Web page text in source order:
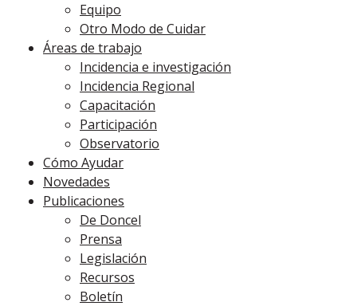
Equipo
Otro Modo de Cuidar
Áreas de trabajo
Incidencia e investigación
Incidencia Regional
Capacitación
Participación
Observatorio
Cómo Ayudar
Novedades
Publicaciones
De Doncel
Prensa
Legislación
Recursos
Boletín